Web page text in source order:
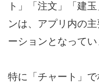
ト」「注文」「建
ンは、アプリ内の
ーションとなってい
特に「チャート」で